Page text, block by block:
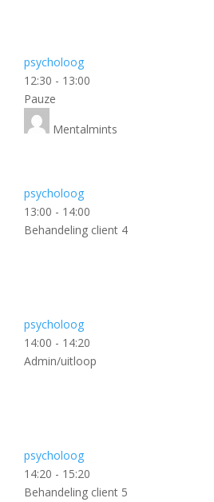
psycholoog
12:30 - 13:00
Pauze
Mentalmints
psycholoog
13:00 - 14:00
Behandeling client 4
psycholoog
14:00 - 14:20
Admin/uitloop
psycholoog
14:20 - 15:20
Behandeling client 5